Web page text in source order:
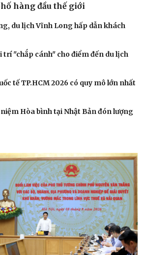
hàng đầu thế giới
du lịch Vĩnh Long hấp dẫn khách
trí "chắp cánh" cho điểm đến du lịch
tế TP.HCM 2026 có quy mô lớn nhất
Hòa bình tại Nhật Bản đón lượng